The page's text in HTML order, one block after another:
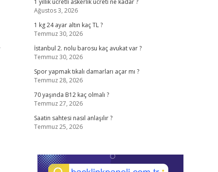
1 yıllık ücretli askerlik ücreti ne kadar ?
Ağustos 3, 2026
1 kg 24 ayar altın kaç TL ?
Temmuz 30, 2026
İstanbul 2. nolu barosu kaç avukat var ?
Temmuz 30, 2026
Spor yapmak tıkalı damarları açar mı ?
Temmuz 28, 2026
70 yaşında B12 kaç olmalı ?
Temmuz 27, 2026
Saatin sahtesi nasıl anlaşılır ?
Temmuz 25, 2026